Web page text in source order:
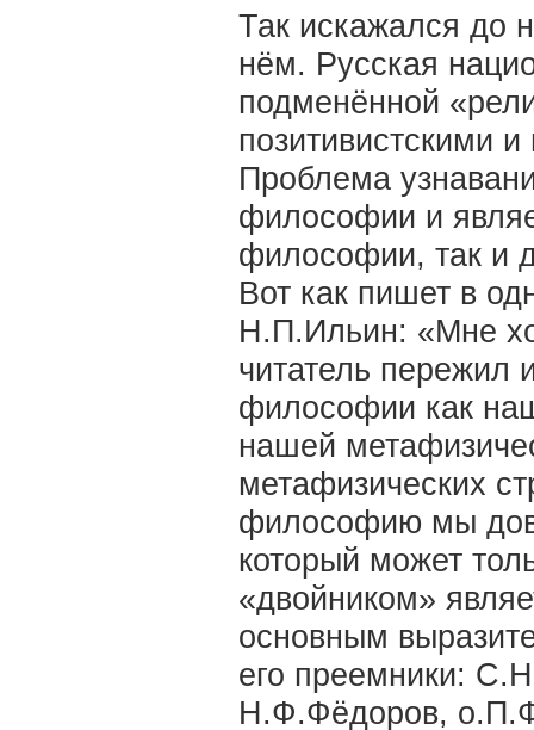
Так искажался до
нём. Русская
подменённой
позитивистскими
Проблема
философии и
философии, так и
Вот как пишет в
Н.П.Ильин: «Мне
читатель пережил
философии как
нашей
метафизических
философию мы
который может
«двойником»
основным
его преемники:
Н.Ф.Фёдоров,